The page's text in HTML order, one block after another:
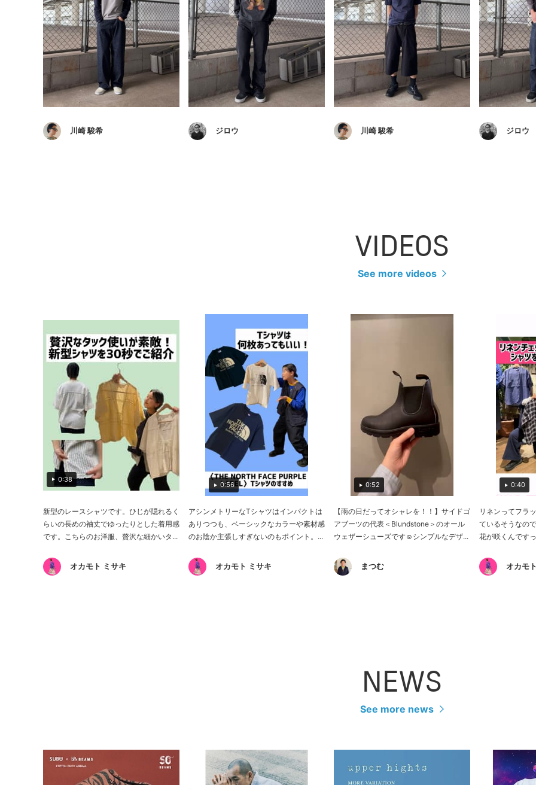
川崎 駿希 ジロウ 川崎 駿希 ジロウ
VIDEOS
See more videos
0:38
新型のレースシャツです。ひじが隠れるく
らいの長めの袖丈でゆったりとした着用感
です。こちらのお洋服、贅沢な細かいタ...
オカモト ミサキ
0:56
アシンメトリーなTシャツはインパクトは
ありつつも、ベーシックなカラーや素材感
のお陰か主張しすぎないのもポイント。...
オカモト ミサキ
0:52
【雨の日だってオシャレを！！】サイドゴ
アブーツの代表＜Blundstone＞のオール
ウェザーシューズです☺︎シンプルなデザ...
まつむ
0:40
リネンってフラ
ているそうなの
花が咲くんです
オカモ
NEWS
See more news